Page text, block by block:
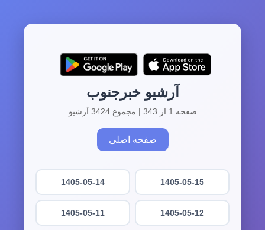
آرشیو خبرجنوب
صفحه 1 از 343 | مجموع 3424 آرشیو
صفحه اصلی
1405-05-15
1405-05-14
1405-05-12
1405-05-11